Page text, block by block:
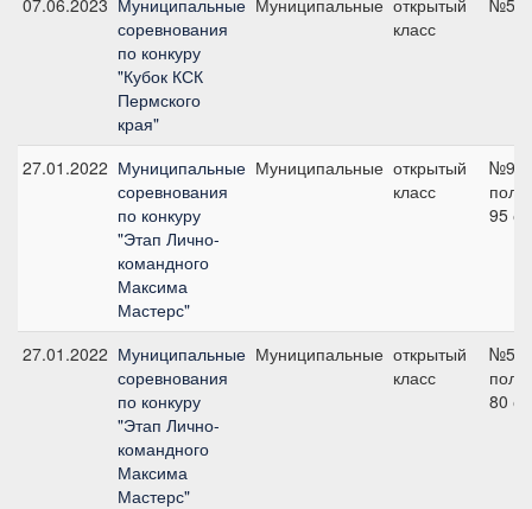
07.06.2023 Муниципальные
соревнования
по конкуру
"Кубок КСК
Пермского
края"
Муниципальные открытый
класс
№5,
27.01.2022 Муниципальные
соревнования
по конкуру
"Этап Лично-
командного
Максима
Мастерс"
Муниципальные открытый
класс
№9
95 см
27.01.2022 Муниципальные
соревнования
по конкуру
"Этап Лично-
командного
Максима
Мастерс"
Муниципальные открытый
класс
№5
80 см